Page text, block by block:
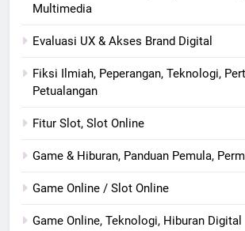
Multimedia
Evaluasi UX & Akses Brand Digital
Fiksi Ilmiah, Peperangan, Teknologi,
Petualangan
Fitur Slot, Slot Online
Game & Hiburan, Panduan Pemula,
Game Online / Slot Online
Game Online, Teknologi, Hiburan Digital